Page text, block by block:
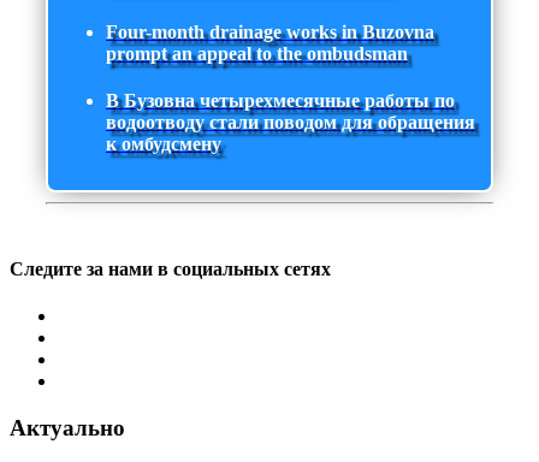
Four-month drainage works in Buzovna
prompt an appeal to the ombudsman
В Бузовна четырехмесячные работы по
водоотводу стали поводом для обращения
к омбудсмену
Следите за нами в социальных сетях
Актуально